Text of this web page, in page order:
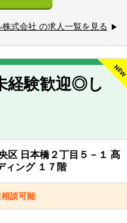
経験
点の検討 等
じて出社の機会があります。
株式会社 の求人一覧を見る
経験歓迎◎し
区 日本橋２丁目５－１ 髙
ィング １７階
談可能